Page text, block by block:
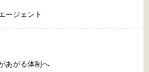
ージェント
あがる体制へ